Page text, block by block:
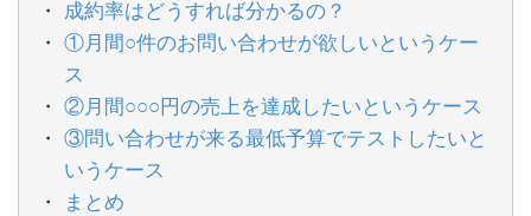
成約率はどうすれば分かるの？
①月間○件のお問い合わせが欲しいというケー
ス
②月間○○○円の売上を達成したいというケース
③問い合わせが来る最低予算でテストしたいと
いうケース
まとめ